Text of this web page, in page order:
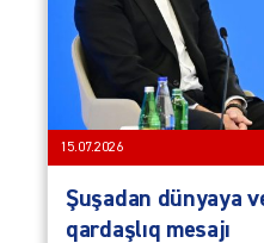
15.07.2026
Şuşadan dünyaya
qardaşlıq mesajı